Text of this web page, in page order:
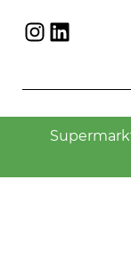
Instagram
LinkedIn